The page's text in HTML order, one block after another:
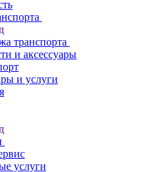
транспорта
и аксессуары
и услуги
услуги